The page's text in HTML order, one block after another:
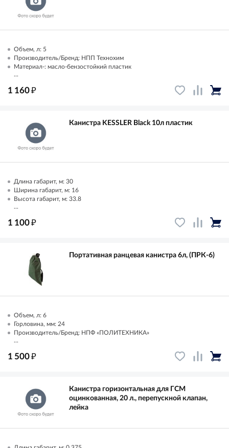
Объем, л: 5
Производитель/Бренд: НПП Технохим
Материал-: масло-бензостойкий пластик
...
1 160₽
Канистра KESSLER Black 10л пластик
Длина габарит, м: 30
Ширина габарит, м: 16
Высота габарит, м: 33.8
...
1 100₽
Портативная ранцевая канистра 6л, (ПРК-6)
Объем, л: 6
Горловина, мм: 24
Производитель/Бренд: НПФ «ПОЛИТЕХНИКА»
...
1 500₽
Канистра горизонтальная для ГСМ
оцинкованная, 20 л., перепускной клапан,
лейка